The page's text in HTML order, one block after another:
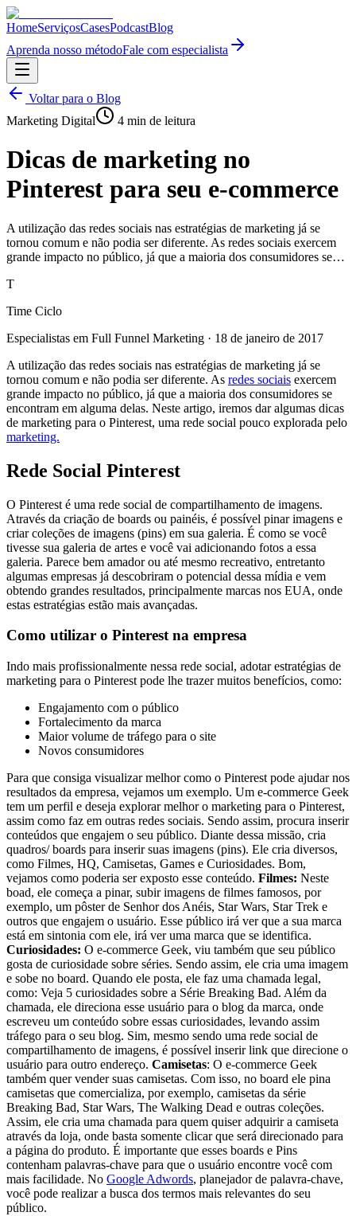
HomeServiçosCasesPodcastBlog
Aprenda nosso métodoFale com especialista
Voltar para o Blog
Marketing Digital
4 min de leitura
Dicas de marketing no
Pinterest para seu e-commerce
A utilização das redes sociais nas estratégias de marketing já se
tornou comum e não podia ser diferente. As redes sociais exercem
grande impacto no público, já que a maioria dos consumidores se…
T
Time Ciclo
Especialistas em Full Funnel Marketing · 18 de janeiro de 2017
A utilização das redes sociais nas estratégias de marketing já se
tornou comum e não podia ser diferente. As redes sociais exercem
grande impacto no público, já que a maioria dos consumidores se
encontram em alguma delas. Neste artigo, iremos dar algumas dicas
de marketing para o Pinterest, uma rede social pouco explorada pelo
marketing.
Rede Social Pinterest
O Pinterest é uma rede social de compartilhamento de imagens.
Através da criação de boards ou painéis, é possível pinar imagens e
criar coleções de imagens (pins) em sua galeria. É como se você
tivesse sua galeria de artes e você vai adicionando fotos a essa
galeria. Parece bem amador ou até mesmo recreativo, entretanto
algumas empresas já descobriram o potencial dessa mídia e vem
obtendo grandes resultados, principalmente marcas nos EUA, onde
estas estratégias estão mais avançadas.
Como utilizar o Pinterest na empresa
Indo mais profissionalmente nessa rede social, adotar estratégias de
marketing para o Pinterest pode lhe trazer muitos benefícios, como:
Engajamento com o público
Fortalecimento da marca
Maior volume de tráfego para o site
Novos consumidores
Para que consiga visualizar melhor como o Pinterest pode ajudar nos
resultados da empresa, vejamos um exemplo. Um e-commerce Geek
tem um perfil e deseja explorar melhor o marketing para o Pinterest,
assim como faz em outras redes sociais. Sendo assim, procura inserir
conteúdos que engajem o seu público. Diante dessa missão, cria
quadros/ boards para inserir suas imagens (pins). Ele cria diversos,
como Filmes, HQ, Camisetas, Games e Curiosidades. Bom,
vejamos como poderia ser exposto esse conteúdo. Filmes: Neste
boad, ele começa a pinar, subir imagens de filmes famosos, por
exemplo, um pôster de Senhor dos Anéis, Star Wars, Star Trek e
outros que engajem o usuário. Esse público irá ver que a sua marca
está em sintonia com ele, irá ver uma marca que se identifica.
Curiosidades: O e-commerce Geek, viu também que seu público
gosta de curiosidade sobre séries. Sendo assim, ele cria uma imagem
e sobe no board. Quando ele posta, ele faz uma chamada legal,
como: Veja 5 curiosidades sobre a Série Breaking Bad. Além da
chamada, ele direciona esse usuário para o blog da marca, onde
escreveu um conteúdo sobre essas curiosidades, levando assim
tráfego para o seu blog. Sim, mesmo sendo uma rede social de
compartilhamento de imagens, é possível inserir link que direcione o
usuário para outro endereço. Camisetas: O e-commerce Geek
também quer vender suas camisetas. Com isso, no board ele pina
camisetas que comercializa, por exemplo, camisetas da série
Breaking Bad, Star Wars, The Walking Dead e outras coleções.
Assim, ele cria uma chamada para quem quiser adquirir a camiseta
através da loja, onde basta somente clicar que será direcionado para
a página do produto. É importante que esses boards e Pins
contenham palavras-chave para que o usuário encontre você com
mais facilidade. No Google Adwords, planejador de palavra-chave,
você pode realizar a busca dos termos mais relevantes do seu
público.